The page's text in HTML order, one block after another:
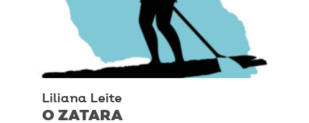
Liliana Leite
O ZATARA